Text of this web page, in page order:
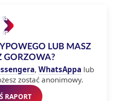
LUB MASZ
GORZOWA?
, WhatsAppa lub
zostać anonimowy.
RAPORT